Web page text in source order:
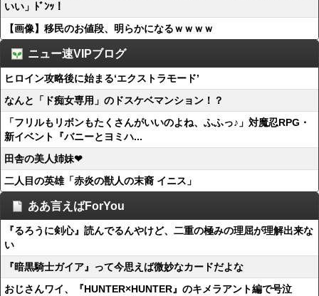
いい」ﾄﾞﾝｯ！
【画像】移民のお値段、明らかになるｗｗｗｗ
ニュー速VIPブログ
ヒロイン攻略後に始まる‘エクストラモード’
なんと「ド痴女専用」のドスケベマンション！？
「フリルもリボンもたくさんがいいのよね、ふふっ♪」対魔忍RPG・
新イベント『バニーとヨミハ...
田舎の美人姉妹❤
二人目の英雄「赤炎の獣人の末裔 イニス」
ああ言えばForYou
『るろうに剣心』読んでるんやけど、二重の極みの理屈が理解出来な
い
『暗黒騎士ガイア』って今思えば微妙なカードだよな
おじさんワイ、『HUNTER×HUNTER』のキメラアント編で号泣